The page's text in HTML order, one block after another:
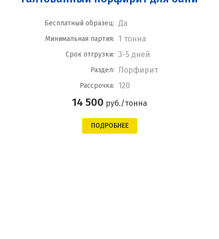
Бесплатный образец: Да
Минимальная партия: 1 тонна
Срок отгрузки: 3-5 дней
Раздел: Порфирит
Рассрочка: 120
14 500 руб./тонна
ПОДРОБНЕЕ